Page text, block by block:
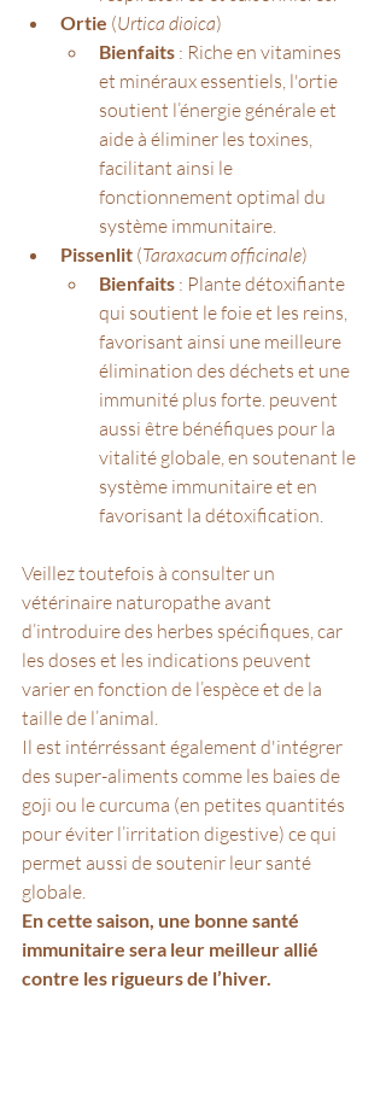
Ortie (Urtica dioica)
Bienfaits : Riche en vitamines
et minéraux essentiels, l'ortie
soutient l’énergie générale et
aide à éliminer les toxines,
facilitant ainsi le
fonctionnement optimal du
système immunitaire.
Pissenlit (Taraxacum officinale)
Bienfaits : Plante détoxifiante
qui soutient le foie et les reins,
favorisant ainsi une meilleure
élimination des déchets et une
immunité plus forte. peuvent
aussi être bénéfiques pour la
vitalité globale, en soutenant le
système immunitaire et en
favorisant la détoxification.
Veillez toutefois à consulter un
vétérinaire naturopathe avant
d’introduire des herbes spécifiques, car
les doses et les indications peuvent
varier en fonction de l’espèce et de la
taille de l’animal.
Il est intérréssant également d'intégrer
des super-aliments comme les baies de
goji ou le curcuma (en petites quantités
pour éviter l’irritation digestive) ce qui
permet aussi de soutenir leur santé
globale.
En cette saison, une bonne santé
immunitaire sera leur meilleur allié
contre les rigueurs de l’hiver.